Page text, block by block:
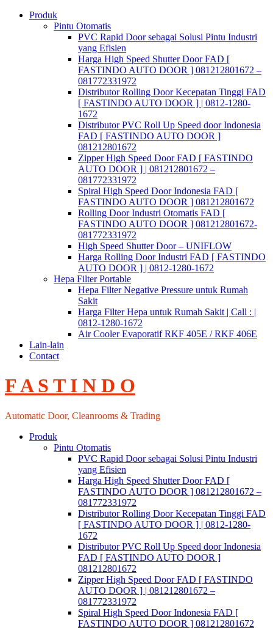
Skip
Produk
Pintu Otomatis
PVC Rapid Door sebagai Solusi Pintu Industri
yang Efisien
Harga High Speed Shutter Door FAD [
FASTINDO AUTO DOOR ] 081212801672 –
081772331972
Distributor Rolling Door Kecepatan Tinggi FAD
[ FASTINDO AUTO DOOR ] | 0812-1280-
1672
Distributor PVC Roll Up Speed door Indonesia
FAD [ FASTINDO AUTO DOOR ]
081212801672
Zipper High Speed Door FAD [ FASTINDO
AUTO DOOR ] | 081212801672 –
081772331972
Spiral High Speed Door Indonesia FAD [
FASTINDO AUTO DOOR ] 081212801672
Rolling Door Industri Otomatis FAD [
FASTINDO AUTO DOOR ] 081212801672-
081772331972
High Speed Shutter Door – UNIFLOW
Harga Rolling Door Industri FAD [ FASTINDO
AUTO DOOR ] | 0812-1280-1672
Hepa Filter Portable
Hepa Filter Negative Pressure untuk Rumah
Sakit
Harga Filter Hepa untuk Rumah Sakit | Call : |
0812-1280-1672
Air Cooler Evaporatif RKF 405E / RKF 406E
Lain-lain
Contact
F A S T I N D O
Automatic Door, Cleanrooms & Trading
Produk
Pintu Otomatis
PVC Rapid Door sebagai Solusi Pintu Industri
yang Efisien
Harga High Speed Shutter Door FAD [
FASTINDO AUTO DOOR ] 081212801672 –
081772331972
Distributor Rolling Door Kecepatan Tinggi FAD
[ FASTINDO AUTO DOOR ] | 0812-1280-
1672
Distributor PVC Roll Up Speed door Indonesia
FAD [ FASTINDO AUTO DOOR ]
081212801672
Zipper High Speed Door FAD [ FASTINDO
AUTO DOOR ] | 081212801672 –
081772331972
Spiral High Speed Door Indonesia FAD [
FASTINDO AUTO DOOR ] 081212801672